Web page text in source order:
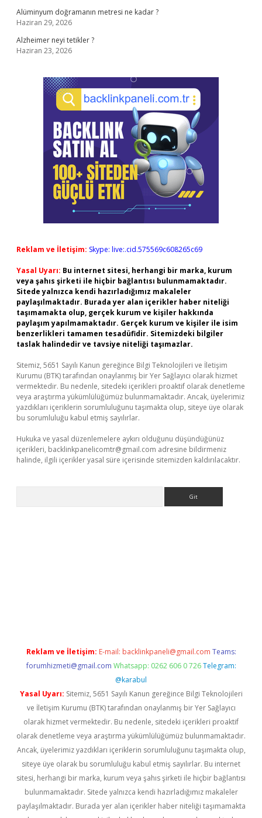
Alüminyum doğramanın metresi ne kadar ?
Haziran 29, 2026
Alzheimer neyi tetikler ?
Haziran 23, 2026
Reklam ve İletişim: Skype: live:.cid.575569c608265c69
Yasal Uyarı: Bu internet sitesi, herhangi bir marka, kurum
veya şahıs şirketi ile hiçbir bağlantısı bulunmamaktadır.
Sitede yalnızca kendi hazırladığımız makaleler
paylaşılmaktadır. Burada yer alan içerikler haber niteliği
taşımamakta olup, gerçek kurum ve kişiler hakkında
paylaşım yapılmamaktadır. Gerçek kurum ve kişiler ile isim
benzerlikleri tamamen tesadüfidir. Sitemizdeki bilgiler
taslak halindedir ve tavsiye niteliği taşımazlar.
Sitemiz, 5651 Sayılı Kanun gereğince Bilgi Teknolojileri ve İletişim
Kurumu (BTK) tarafından onaylanmış bir Yer Sağlayıcı olarak hizmet
vermektedir. Bu nedenle, sitedeki içerikleri proaktif olarak denetleme
veya araştırma yükümlülüğümüz bulunmamaktadır. Ancak, üyelerimiz
yazdıkları içeriklerin sorumluluğunu taşımakta olup, siteye üye olarak
bu sorumluluğu kabul etmiş sayılırlar.
Hukuka ve yasal düzenlemelere aykırı olduğunu düşündüğünüz
içerikleri, backlinkpanelicomtr@gmail.com adresine bildirmeniz
halinde, ilgili içerikler yasal süre içerisinde sitemizden kaldırılacaktır.
Reklam ve İletişim: E-mail: backlinkpaneli@gmail.com Teams:
forumhizmeti@gmail.com Whatsapp: 0262 606 0 726 Telegram:
@karabul
Yasal Uyarı: Sitemiz, 5651 Sayılı Kanun gereğince Bilgi Teknolojileri
ve İletişim Kurumu (BTK) tarafından onaylanmış bir Yer Sağlayıcı
olarak hizmet vermektedir. Bu nedenle, sitedeki içerikleri proaktif
olarak denetleme veya araştırma yükümlülüğümüz bulunmamaktadır.
Ancak, üyelerimiz yazdıkları içeriklerin sorumluluğunu taşımakta olup,
siteye üye olarak bu sorumluluğu kabul etmiş sayılırlar. Bu internet
sitesi, herhangi bir marka, kurum veya şahıs şirketi ile hiçbir bağlantısı
bulunmamaktadır. Sitede yalnızca kendi hazırladığımız makaleler
paylaşılmaktadır. Burada yer alan içerikler haber niteliği taşımamakta